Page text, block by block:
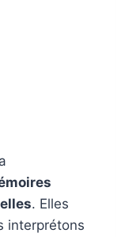
. Elles
interprétons